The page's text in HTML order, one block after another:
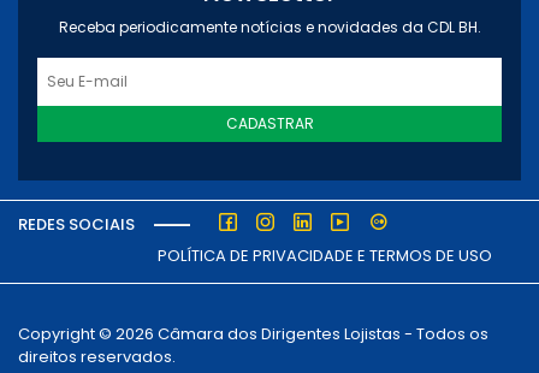
Receba periodicamente notícias e novidades da CDL BH.
CADASTRAR
REDES SOCIAIS
POLÍTICA DE PRIVACIDADE E TERMOS DE USO
Copyright © 2026 Câmara dos Dirigentes Lojistas - Todos os
direitos reservados.